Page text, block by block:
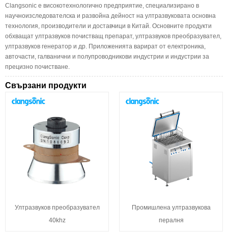
Clangsonic е високотехнологично предприятие, специализирано в
научноизследователска и развойна дейност на ултразвуковата основна
технология, производители и доставчици в Китай. Основните продукти
обхващат ултразвуков почистващ препарат, ултразвуков преобразувател,
ултразвуков генератор и др. Приложенията варират от електроника,
авточасти, галванични и полупроводникови индустрии и индустрии за
прецизно почистване.
Свързани продукти
Ултразвуков преобразувател
40khz
Промишлена ултразвукова
пералня